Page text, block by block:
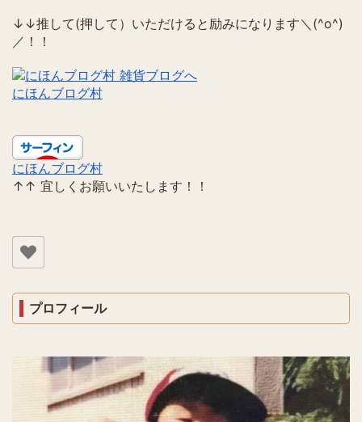
↓↓推して(押して）いただけると励みになります＼(^o^)
／！！
にほんブログ村
にほんブログ村
↑↑ 宜しくお願いいたします！！
プロフィール